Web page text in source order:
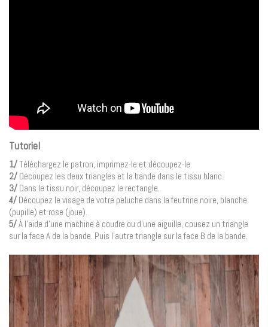
Tutoriel
1/Téléchargez le patron, imprimez-le et découpez-le.
2/ Découpez les deux triangles et la bande dans le tissu blanc.
3/ Dans le tissu noir, découpez le rectangle.
4/ Découpez le visage de votre peluche dans la feutrine noire, blanche
(pupille) et rose (joue).
5/À l’aide d’une machine à coudre ou d’une aiguille, cousez un triangle
sur la face A de la bande. Puis l’autre triangle sur la face B de la bande.